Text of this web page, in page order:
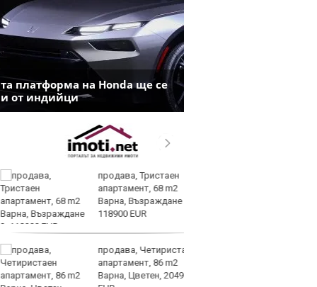
платформа на Honda ще се
от индийци
продава, Тристаен
апартамент, 68 m2
Варна, Възраждане 3,
118900 EUR
продава, Четиристаен
апартамент, 86 m2
Варна, Цветен, 204900